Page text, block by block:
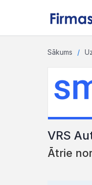
Sākums
VRS
Ātrie